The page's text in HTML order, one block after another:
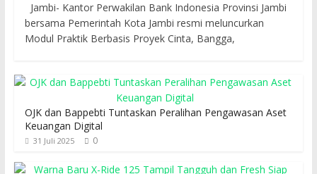
Jambi- Kantor Perwakilan Bank Indonesia Provinsi Jambi
bersama Pemerintah Kota Jambi resmi meluncurkan
Modul Praktik Berbasis Proyek Cinta, Bangga,
OJK dan Bappebti Tuntaskan Peralihan Pengawasan Aset
Keuangan Digital
31 Juli 2025 0